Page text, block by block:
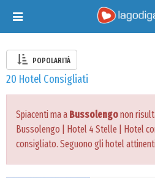
Toggle
navigation
POPOLARITÀ
20 Hotel Consigliati
Spiacenti ma a Bussolengonon
Bussolengo | Hotel 4 Stelle | Hotel
consigliato. Seguono gli hotel